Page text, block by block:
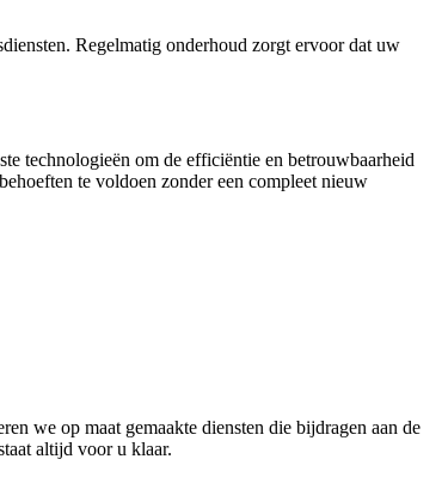
Regelmatig onderhoud zorgt ervoor dat uw
technologieën om de efficiëntie en betrouwbaarheid
te voldoen zonder een compleet nieuw
we op maat gemaakte diensten die bijdragen aan de
altijd voor u klaar.